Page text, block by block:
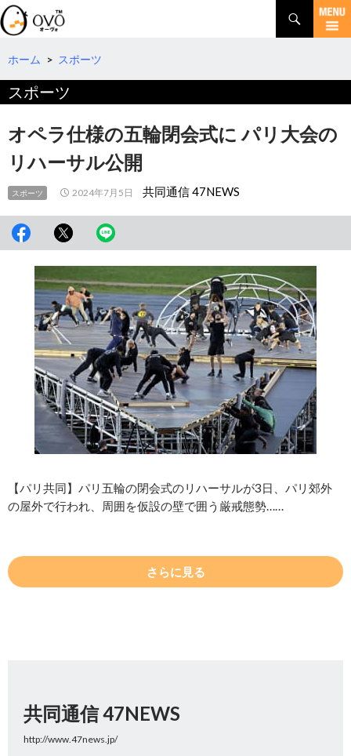
検
索
コ
テ
へ
動
ホーム > スポーツ
スポーツ
オペラ仕様の五輪閉会式に パリ大会の
リハーサル公開
スポーツ 2024年7月5日 共同通信 47NEWS
【パリ共同】パリ五輪の閉会式のリハーサルが3日、パリ郊外
の屋外で行われ、周囲を仮設の壁で囲う厳戒態勢……
さらに見る
共同通信 47NEWS
http://www.47news.jp/